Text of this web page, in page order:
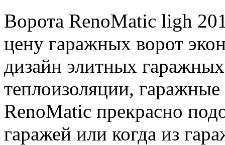
Ворота RenoMatic ligh
цену гаражных ворот
дизайн элитных
теплоизоляции,
RenoMatic прекрасно
гаражей или когда из